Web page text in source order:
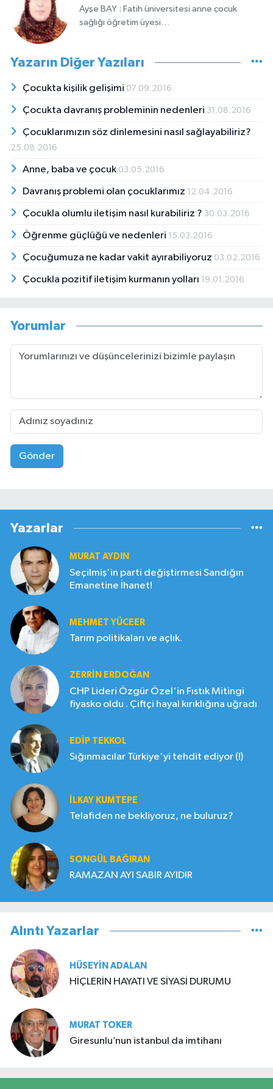
Ayşe BAY : Fatih üniversitesi anne çocuk
sağlığı öğretim üyesi…
Yazarın Diğer Yazıları
Çocukta kişilik gelişimi 07.09.2016
Çocukta davranış probleminin nedenleri 31.08.2016
Çocuklarımızın söz dinlemesini nasıl sağlayabiliriz?
25.08.2016
Anne, baba ve çocuk 03.05.2016
Davranış problemi olan çocuklarımız 12.04.2016
Çocukla olumlu iletişim nasıl kurabiliriz ? 30.03.2016
Öğrenme güçlüğü ve nedenleri 15.03.2016
Çocuğumuza ne kadar vakit ayırabiliyoruz 03.02.2016
Çocukla pozitif iletişim kurmanın yolları 19.01.2016
Yorumlar
Gönder
Yazarlar
MURAT AYDIN
Seçilmiş'in parti değiştirmesi Sandığın
Emanetine İhanet!
MEHMET YÜCEER
Tarım politikaları ve açlık.
ZERRIN ERDOĞAN
CHP Lideri Özgür Özel'in Fıstık Mitingi
fiyasko oldu . Çiftçi hayal kırıklığına uğradı
EDIP TEKKOL
Sığınmacılar Türkiye'yi tehdit ediyor (!)
İLKAY KUMTEPE
Telafiden ne bekliyoruz, ne buluruz?
SONGÜL BAĞIRAN
RAMAZAN AYI SABIR AYIDIR
Alıntı Yazarlar
HÜSEYIN ADALAN
HİÇLERİN HAYATI VE SİYASİ DURUMU
MURAT TOKER
Giresunlu’nun istanbul da imtihanı